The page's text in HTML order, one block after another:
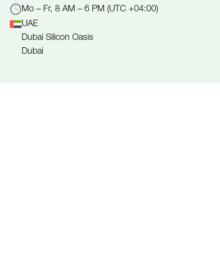
Mo – Fr, 8 AM – 6 PM (UTC +04:00)
UAE
Dubai Silicon Oasis
Dubai